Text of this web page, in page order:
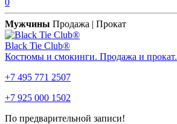
0
Мужчины Продажа | Прокат
Black Tie Club®
Костюмы и смокинги. Продажа и прокат.
+7 495 771 2507
+7 925 000 1502
По предварительной записи!